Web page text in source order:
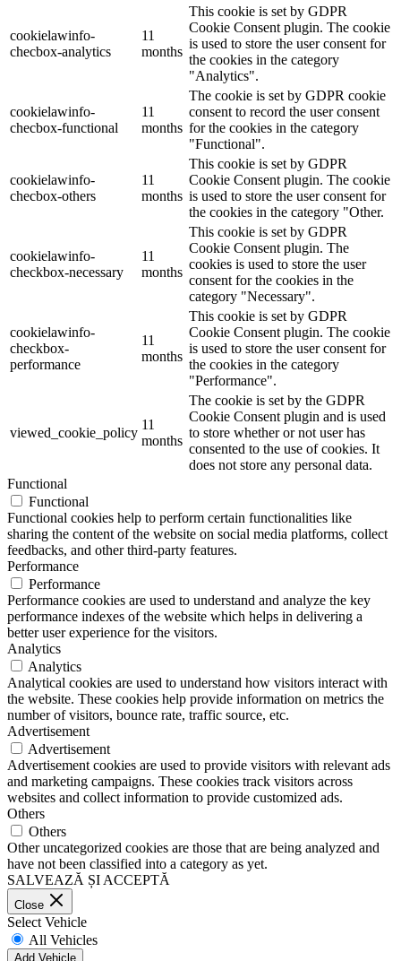
cookielawinfo-
checbox-analytics
11
months
This cookie is set by GDPR
Cookie Consent plugin. The cookie
is used to store the user consent for
the cookies in the category
"Analytics".
cookielawinfo-
checbox-functional
11
months
The cookie is set by GDPR cookie
consent to record the user consent
for the cookies in the category
"Functional".
cookielawinfo-
checbox-others
11
months
This cookie is set by GDPR
Cookie Consent plugin. The cookie
is used to store the user consent for
the cookies in the category "Other.
cookielawinfo-
checkbox-necessary
11
months
This cookie is set by GDPR
Cookie Consent plugin. The
cookies is used to store the user
consent for the cookies in the
category "Necessary".
cookielawinfo-
checkbox-
performance
11
months
This cookie is set by GDPR
Cookie Consent plugin. The cookie
is used to store the user consent for
the cookies in the category
"Performance".
viewed_cookie_policy
11
months
The cookie is set by the GDPR
Cookie Consent plugin and is used
to store whether or not user has
consented to the use of cookies. It
does not store any personal data.
Functional
Functional
Functional cookies help to perform certain functionalities like
sharing the content of the website on social media platforms, collect
feedbacks, and other third-party features.
Performance
Performance
Performance cookies are used to understand and analyze the key
performance indexes of the website which helps in delivering a
better user experience for the visitors.
Analytics
Analytics
Analytical cookies are used to understand how visitors interact with
the website. These cookies help provide information on metrics the
number of visitors, bounce rate, traffic source, etc.
Advertisement
Advertisement
Advertisement cookies are used to provide visitors with relevant ads
and marketing campaigns. These cookies track visitors across
websites and collect information to provide customized ads.
Others
Others
Other uncategorized cookies are those that are being analyzed and
have not been classified into a category as yet.
SALVEAZĂ ȘI ACCEPTĂ
Close
Select Vehicle
All Vehicles
Add Vehicle